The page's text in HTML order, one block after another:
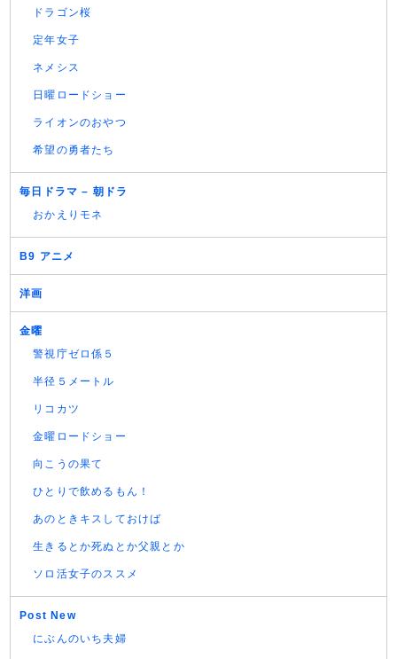
ドラゴン桜
定年女子
ネメシス
日曜ロードショー
ライオンのおやつ
希望の勇者たち
毎日ドラマ – 朝ドラ
おかえりモネ
B9 アニメ
洋画
金曜
警視庁ゼロ係５
半径５メートル
リコカツ
金曜ロードショー
向こうの果て
ひとりで飲めるもん！
あのときキスしておけば
生きるとか死ぬとか父親とか
ソロ活女子のススメ
Post New
にぶんのいち夫婦